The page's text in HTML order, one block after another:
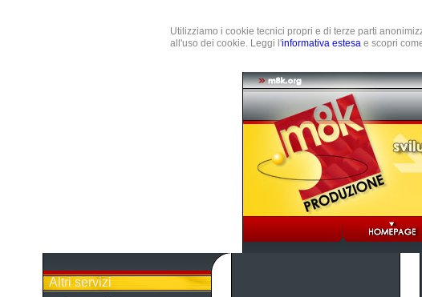
Utilizziamo i cookie tecnici propri e di terze parti
all'uso dei cookie. Leggi l'informativa estesa e scopri
Altri servizi